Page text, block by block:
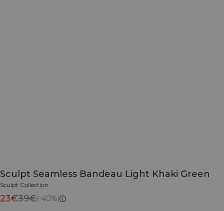
Sculpt Seamless Bandeau Light Khaki Green
Sculpt Collection
23€39€(-40%)